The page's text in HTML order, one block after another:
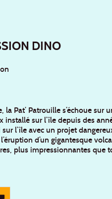
DINO
la Pat’ Patrouille s’échoue
sur l’île depuis des
l’île avec un projet
d’un gigantesque
plus impressionnantes que